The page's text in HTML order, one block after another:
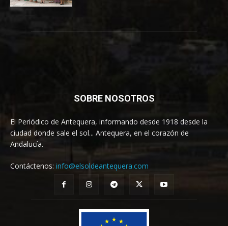
SOBRE NOSOTROS
El Periódico de Antequera, informando desde 1918 desde la
ciudad donde sale el sol... Antequera, en el corazón de
Andalucía.
Contáctenos: info@elsoldeantequera.com